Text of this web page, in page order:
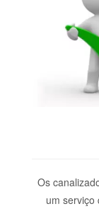
Os
um serviço